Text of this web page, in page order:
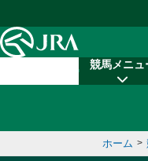
競馬メニュ
ホーム >